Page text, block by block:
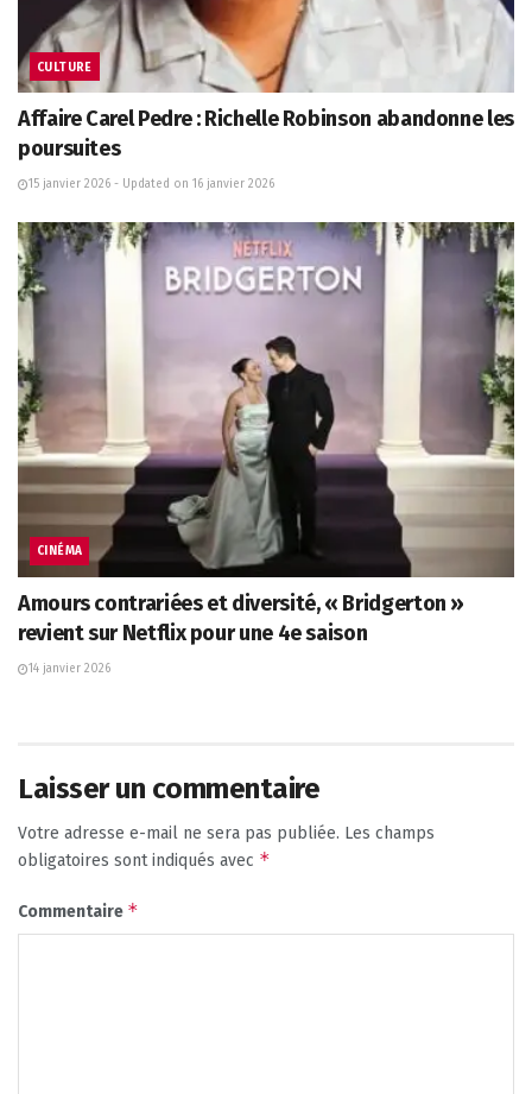
CULTURE
Affaire Carel Pedre : Richelle Robinson abandonne les
poursuites
15 janvier 2026 - Updated on 16 janvier 2026
CINÉMA
Amours contrariées et diversité, « Bridgerton »
revient sur Netflix pour une 4e saison
14 janvier 2026
Laisser un commentaire
Votre adresse e-mail ne sera pas publiée. Les champs
obligatoires sont indiqués avec *
Commentaire *